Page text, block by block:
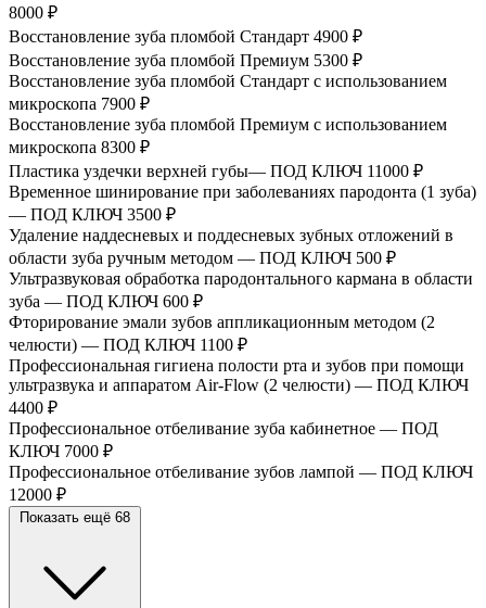
8000 ₽
Восстановление зуба пломбой Стандарт 4900 ₽
Восстановление зуба пломбой Премиум 5300 ₽
Восстановление зуба пломбой Стандарт с использованием
микроскопа 7900 ₽
Восстановление зуба пломбой Премиум с использованием
микроскопа 8300 ₽
Пластика уздечки верхней губы— ПОД КЛЮЧ 11000 ₽
Временное шинирование при заболеваниях пародонта (1 зуба)
— ПОД КЛЮЧ 3500 ₽
Удаление наддесневых и поддесневых зубных отложений в
области зуба ручным методом — ПОД КЛЮЧ 500 ₽
Ультразвуковая обработка пародонтального кармана в области
зуба — ПОД КЛЮЧ 600 ₽
Фторирование эмали зубов аппликационным методом (2
челюсти) — ПОД КЛЮЧ 1100 ₽
Профессиональная гигиена полости рта и зубов при помощи
ультразвука и аппаратом Air-Flow (2 челюсти) — ПОД КЛЮЧ
4400 ₽
Профессиональное отбеливание зуба кабинетное — ПОД
КЛЮЧ 7000 ₽
Профессиональное отбеливание зубов лампой — ПОД КЛЮЧ
12000 ₽
Показать ещё 68